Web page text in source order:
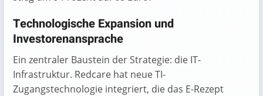
Technologische Expansion und
Investorenansprache
Ein zentraler Baustein der Strategie: die IT-
Infrastruktur. Redcare hat neue TI-
Zugangstechnologie integriert, die das E-Rezept